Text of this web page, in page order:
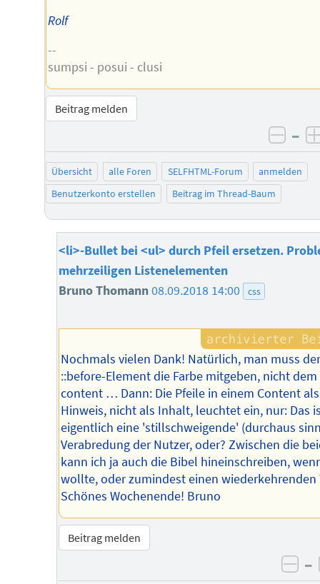
Rolf
--
sumpsi - posui - clusi
Beitrag melden
–
Übersicht alle Foren SELFHTML-Forum
anmelden
Benutzerkonto erstellen
Beitrag im Thread-Baum
<li>-Bullet bei <ul> durch Pfeil ersetzen.
mehrzeiligen Listenelementen
Bruno Thomann08.09.2018 14:00 css
Nochmals vielen Dank! Natürlich, man muss
::before-Element die Farbe mitgeben, nicht dem
content … Dann: Die Pfeile in einem Content als
Hinweis, nicht als Inhalt, leuchtet ein, nur: Das
eigentlich eine 'stillschweigende' (durchaus
Verabredung der Nutzer, oder? Zwischen die
kann ich ja auch die Bibel hineinschreiben,
wollte, oder zumindest einen wiederkehrenden
Schönes Wochenende! Bruno
Beitrag melden
–